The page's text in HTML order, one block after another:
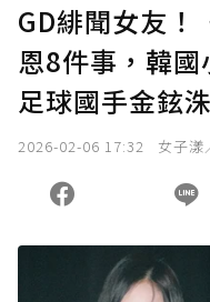
GD緋聞女友！
恩8件事，韓
足球國手金鉉洙
2026-02-06 17:32 女子漾